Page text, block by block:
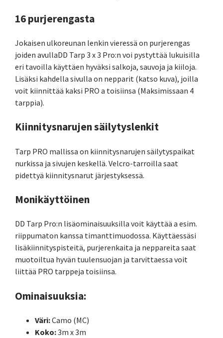
16 purjerengasta
Jokaisen ulkoreunan lenkin vieressä on purjerengas
joiden avullaDD Tarp 3 x 3 Pro:n voi pystyttää lukuisilla
eri tavoilla käyttäen hyväksi salkoja, sauvoja ja kiiloja.
Lisäksi kahdella sivulla on nepparit (katso kuva), joilla
voit kiinnittää kaksi PRO a toisiinsa (Maksimissaan 4
tarppia).
Kiinnitysnarujen säilytyslenkit
Tarp PRO mallissa on kiinnitysnarujen säilytyspaikat
nurkissa ja sivujen keskellä. Velcro-tarroilla saat
pidettyä kiinnitysnarut järjestyksessä.
Monikäyttöinen
DD Tarp Pro:n lisäominaisuuksilla voit käyttää a esim.
riippumaton kanssa timanttimuodossa. Käyttäessäsi
lisäkiinnityspisteitä, purjerenkaita ja neppareita saat
muotoiltua hyvän tuulensuojan ja tarvittaessa voit
liittää PRO tarppeja toisiinsa.
Ominaisuuksia:
Väri:Camo (MC)
Koko:3m x 3m